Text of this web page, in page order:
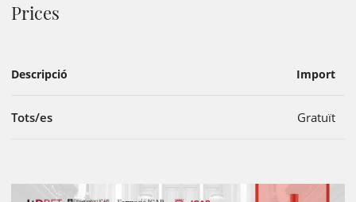
Prices
Descripció Import
Tots/es Gratuït